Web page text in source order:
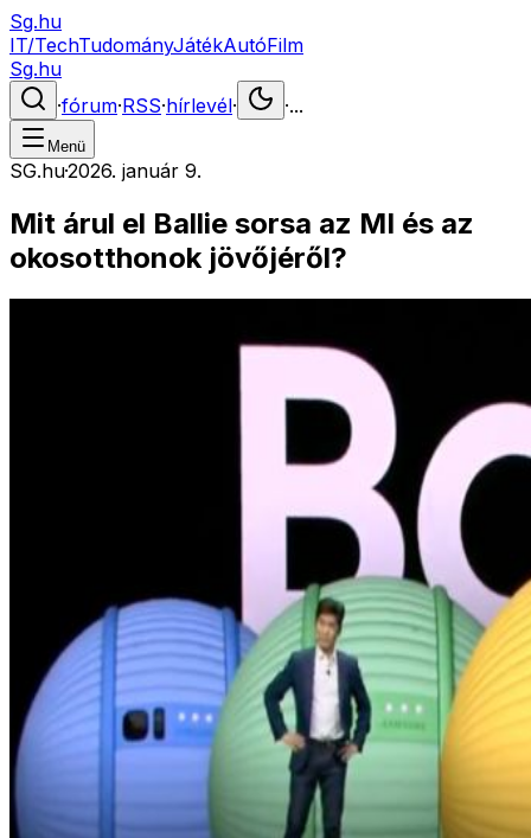
Sg.hu
IT/TechTudományJátékAutóFilm
Sg.hu
·fórum·RSS·hírlevél· ·...
Menü
SG.hu·2026. január 9.
Mit árul el Ballie sorsa az MI és az
okosotthonok jövőjéről?